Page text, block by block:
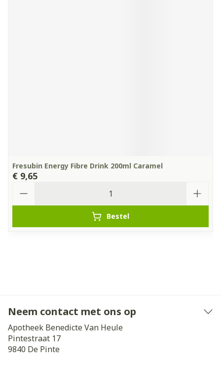
Fresubin Energy Fibre Drink 200ml Caramel
€ 9,65
Bestel
Neem contact met ons op
Apotheek Benedicte Van Heule
Pintestraat 17
9840 De Pinte